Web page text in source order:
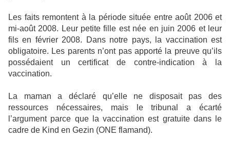
Les faits remontent à la période située entre août 2006 et
mi-août 2008. Leur petite fille est née en juin 2006 et leur
fils en février 2008. Dans notre pays, la vaccination est
obligatoire. Les parents n’ont pas apporté la preuve qu’ils
possédaient un certificat de contre-indication à la
vaccination.
La maman a déclaré qu’elle ne disposait pas des
ressources nécessaires, mais le tribunal a écarté
l’argument parce que la vaccination est gratuite dans le
cadre de Kind en Gezin (ONE flamand).